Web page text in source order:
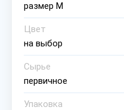
размер М
Цвет
на выбор
Сырье
первичное
Упаковка